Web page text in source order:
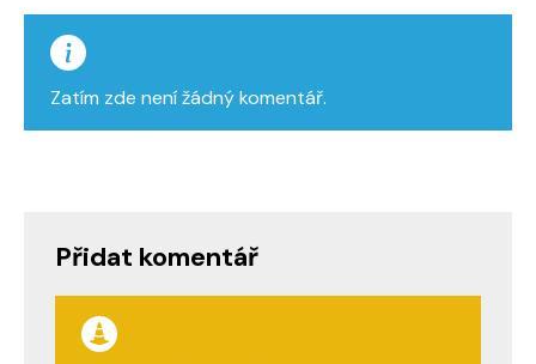
Zatím zde není žádný komentář.
Přidat komentář